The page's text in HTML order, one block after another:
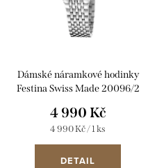
Dámské náramkové hodinky
Festina Swiss Made 20096/2
4 990 Kč
Měrná
4 990 Kč / 1 ks
DETAIL